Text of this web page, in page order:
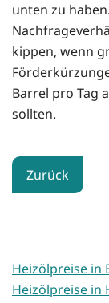
unten zu
kippen, wenn
Barrel pro Tag
sollten.
Zurück
Heizölpreise in
Heizölpreise in